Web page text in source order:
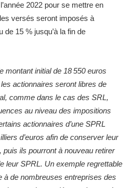
2022 pour se mettre en
versés seront imposés à
15 % jusqu’à la fin de
montant initial de 18 550 euros
actionnaires seront libres de
comme dans le cas des SRL,
au niveau des impositions
actionnaires d’une SPRL
d’euros afin de conserver leur
puis ils pourront à nouveau retirer
leur SPRL. Un exemple regrettable
à de nombreuses entreprises des